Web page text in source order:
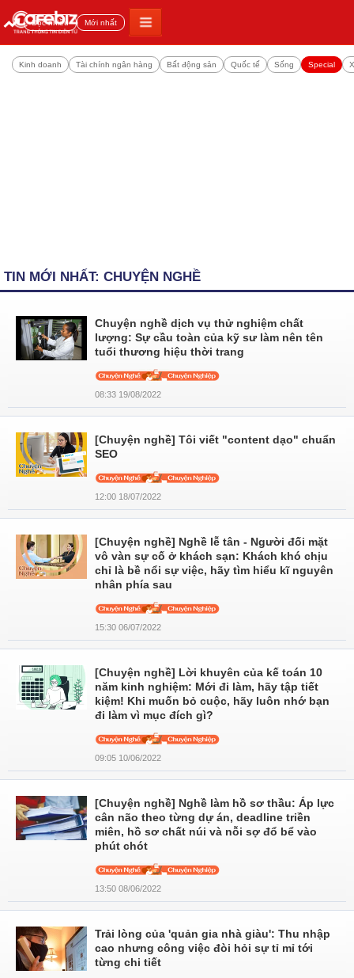
Đọc nhiều Mới nhất
Kinh doanh Tài chính ngân hàng Bất động sản Quốc tế Sống Special
TIN MỚI NHẤT: CHUYỆN NGHỀ
Chuyện nghề dịch vụ thử nghiệm chất
lượng: Sự cầu toàn của kỹ sư làm nên tên
tuổi thương hiệu thời trang
08:33 19/08/2022
[Chuyện nghề] Tôi viết "content dạo" chuẩn
SEO
12:00 18/07/2022
[Chuyện nghề] Nghề lễ tân - Người đối mặt
vô vàn sự cố ở khách sạn: Khách khó chịu
chỉ là bề nổi sự việc, hãy tìm hiểu kĩ nguyên
nhân phía sau
15:30 06/07/2022
[Chuyện nghề] Lời khuyên của kế toán 10
năm kinh nghiệm: Mới đi làm, hãy tập tiết
kiệm! Khi muốn bỏ cuộc, hãy luôn nhớ bạn
đi làm vì mục đích gì?
09:05 10/06/2022
[Chuyện nghề] Nghề làm hồ sơ thầu: Áp lực
cân não theo từng dự án, deadline triền
miên, hồ sơ chất núi và nỗi sợ đổ bể vào
phút chót
13:50 08/06/2022
Trải lòng của 'quản gia nhà giàu': Thu nhập
cao nhưng công việc đòi hỏi sự tỉ mỉ tới
từng chi tiết